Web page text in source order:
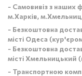
- Самовивіз з наших
м.Харків,
- Безкоштовна
місті Одеса
- Безкоштовна
місті Хмельницький
- Транспортною